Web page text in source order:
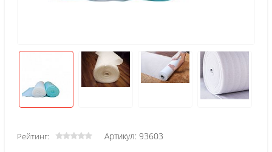
Рейтинг: Артикул: 93603